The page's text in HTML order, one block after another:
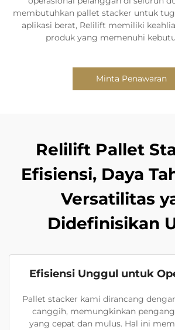
membutuhkan pallet stacker untuk
aplikasi berat, Relilift memiliki
produk yang memenuhi
Minta Penawaran
Relilift Pallet
Efisiensi, Daya
Versatilitas
Didefinisikan
Efisiensi Unggul untuk
Pallet stacker kami dirancang
canggih, memungkinkan
yang cepat dan mulus. Hal ini